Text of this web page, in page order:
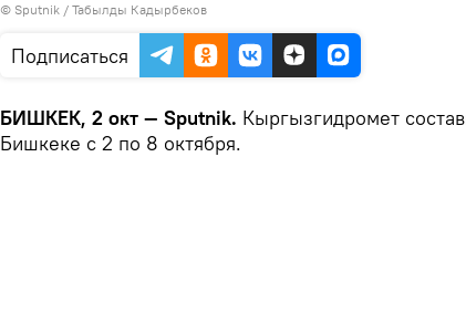
© Sputnik / Табылды Кадырбеков
Подписаться
БИШКЕК, 2 окт — Sputnik. Кыргызгидромет
Бишкеке с 2 по 8 октября.